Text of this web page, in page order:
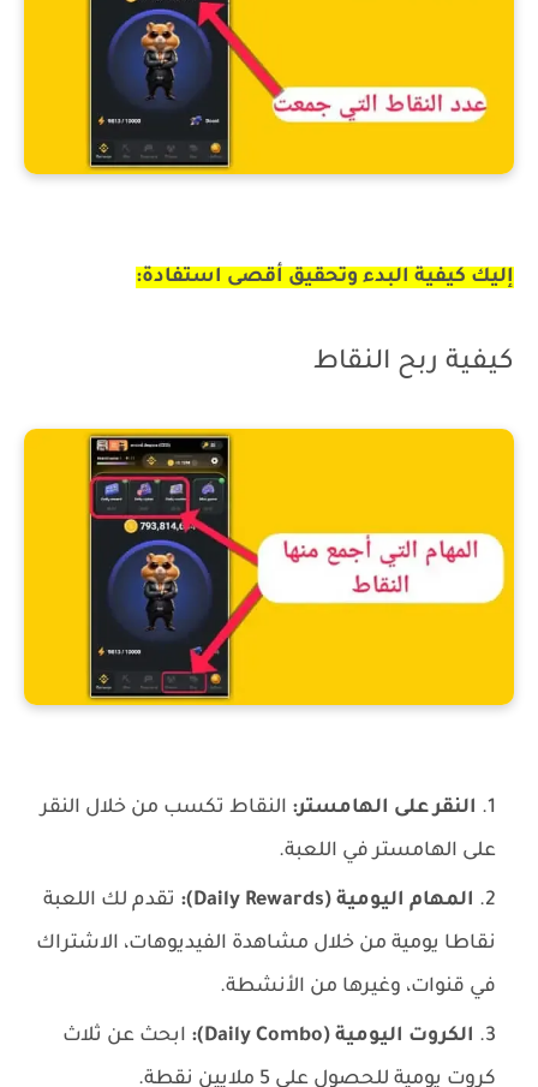
إليك كيفية البدء وتحقيق أقصى استفادة:
كيفية ربح النقاط
النقر على الهامستر: النقاط تكسب من خلال النقر
على الهامستر في اللعبة.
المهام اليومية (Daily Rewards):
تقدم لك اللعبة
نقاطا يومية من خلال مشاهدة الفيديوهات، الاشتراك
في قنوات، وغيرها من الأنشطة.
الكروت اليومية (Daily Combo):
ابحث عن ثلاث
كروت يومية للحصول على 5 ملايين نقطة.